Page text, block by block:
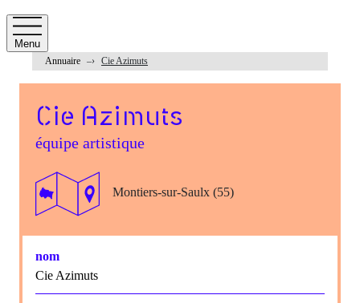
Menu
Annuaire Cie Azimuts
Cie Azimuts
équipe artistique
Montiers-sur-Saulx (55)
nom
Cie Azimuts